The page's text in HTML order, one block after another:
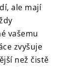
ale mají
vašemu
zvyšuje
než čistě